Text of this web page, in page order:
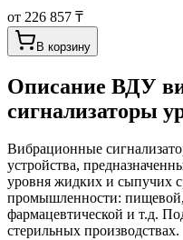
от 226 857 ₸
В корзину
Описание ВДУ
сигнализаторы
Вибрационные
устройства,
уровня жидких и сыпучих
промышленности: пищевой,
фармацевтической и т.д.
стерильных производствах.